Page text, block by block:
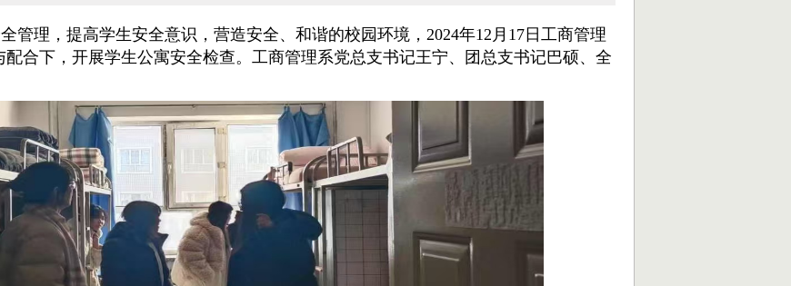
理，提高学生安全意识，营造安全、和谐的校园环境，2024年12月17日工商管理
合下， 开展学生公寓安全检查。工商管理系党总支书记王宁、团总支书记巴硕、全